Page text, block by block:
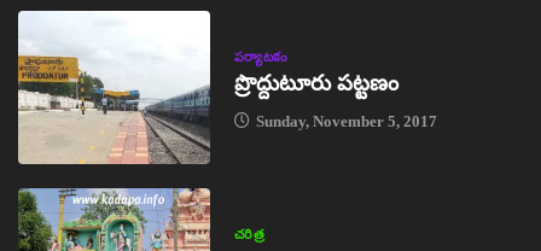
పర్యాటకం
ప్రొద్దుటూరు పట్టణం
Sunday, November 5, 2017
చరిత్ర